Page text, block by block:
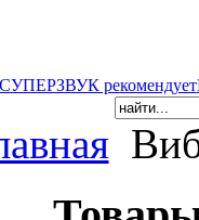
рекомендует